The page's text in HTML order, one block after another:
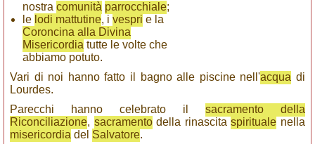
nostra comunità parrocchiale;
le lodi mattutine, i vespri e la
Coroncina alla Divina
Misericordia tutte le volte che
abbiamo potuto.
Vari di noi hanno fatto il bagno alle piscine nell'acqua di
Lourdes.
Parecchi hanno celebrato il sacramento della
Riconciliazione, sacramentodella rinascitaspirituale nella
misericordia del Salvatore.